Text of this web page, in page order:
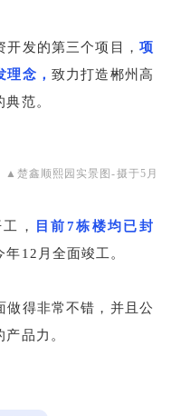
发的第三个项目， 项
念， 致力打造郴州高
范。
▲楚鑫顺熙园实景图-摄于5月
，
目前7栋楼均已封
年12月全面竣工。
做得非常不错，并且公
品力。